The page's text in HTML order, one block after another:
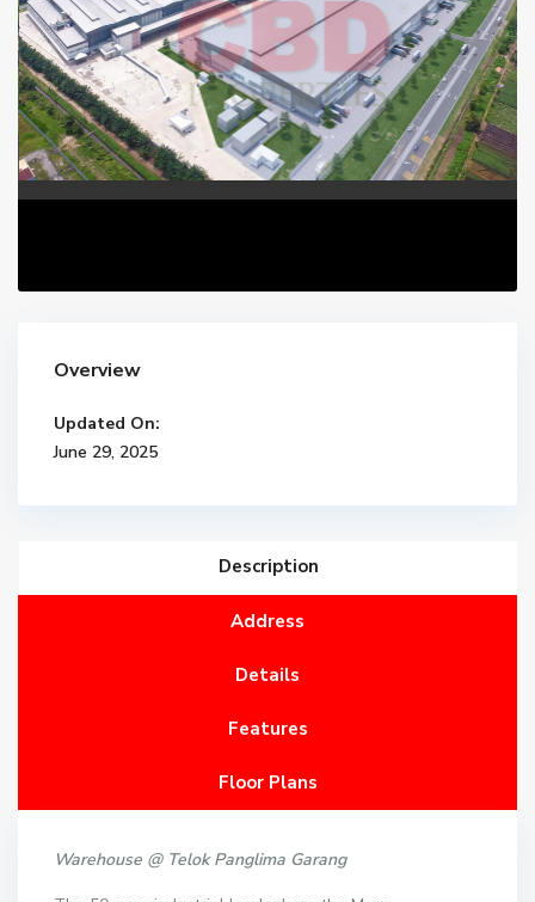
Overview
Updated On:
June 29, 2025
Description
Address
Details
Features
Floor Plans
Warehouse @ Telok Panglima Garang